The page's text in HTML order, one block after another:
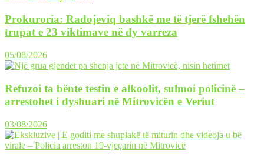
Prokuroria: Radojeviq bashkë me të tjerë fshehën
trupat e 23 viktimave në dy varreza
05/08/2026
Refuzoi ta bënte testin e alkoolit, sulmoi policinë –
arrestohet i dyshuari në Mitrovicën e Veriut
03/08/2026